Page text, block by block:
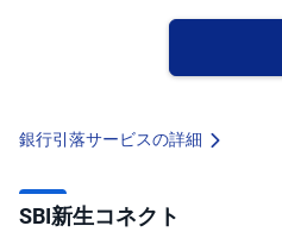
銀行引落サービスの詳細
SBI新生コネクト